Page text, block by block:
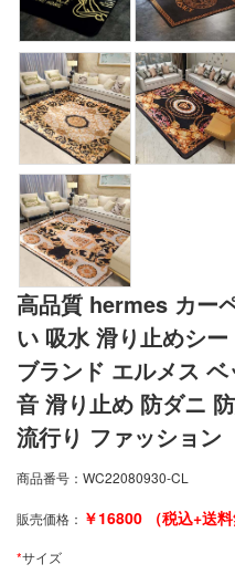
高品質 hermes カー
い 吸水 滑り止めシ
ブランド エルメス
音 滑り止め 防ダニ
流行り ファッション
商品番号： WC22080930-CL
販売価格： ￥16800 （税込+送
*サイズ